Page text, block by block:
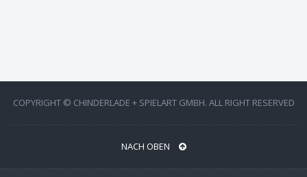
COPYRIGHT © CHINDERLADE + SPIELART GMBH. ALL RIGHT RESERVED
NACH OBEN